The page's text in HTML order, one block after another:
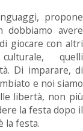
propone
dobbiamo avere
giocare con altri
quelli
Di imparare, di
e noi siamo
libertà, non più
la festa dopo il
la festa.